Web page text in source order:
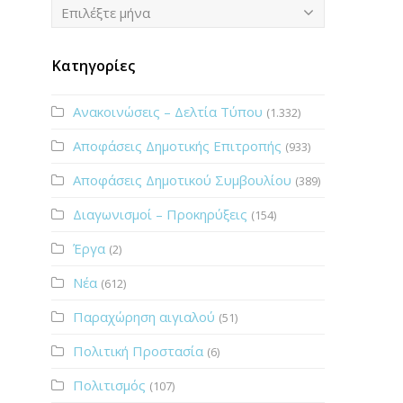
Ιστορικό
Επιλέξτε μήνα
Κατηγορίες
Ανακοινώσεις – Δελτία Τύπου (1.332)
Αποφάσεις Δημοτικής Επιτροπής (933)
Αποφάσεις Δημοτικού Συμβουλίου (389)
Διαγωνισμοί – Προκηρύξεις (154)
Έργα (2)
Νέα (612)
Παραχώρηση αιγιαλού (51)
Πολιτική Προστασία (6)
Πολιτισμός (107)